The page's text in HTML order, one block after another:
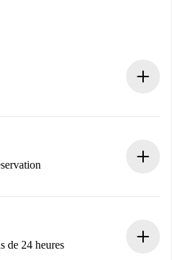
de toutes les informations
rien tant que le propriétaire
de 24 heures